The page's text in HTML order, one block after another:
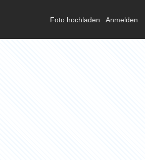
Foto hochladen Anmelden